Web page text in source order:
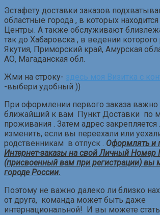
Эстафету доставки заказов
областные города , в которых
Центры. А также обслуживают
так до Хабаровска , в ведении которого
Якутия, Приморский край, Амурская
АО, Магаданская обл.
Жми на строку- здесь моя Визитка с
-выбери удобный ))
При оформлении первого заказа
ближайший к вам Пункт Доставки по
проживания . Затем адрес
изменить, если вы переехали или
родственникам в отпуск . Оформлять и
Интернет-заказы на свой Личный Номер
(присвоенный вам при регистрации)
городе России.
Поэтому не важно далеко ли близко
от друга, команда может быть даже
интернациональной! И вы можете